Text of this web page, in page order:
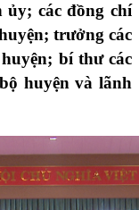
các đồng chí
trưởng các
bí thư các
huyện và lãnh